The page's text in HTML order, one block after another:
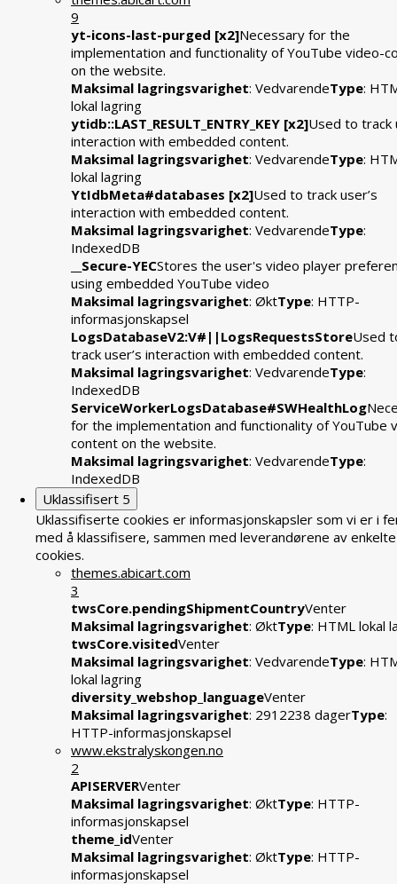
9
yt-icons-last-purged [x2]Necessary for the
implementation and functionality of YouTube video-
on the website.
Maksimal lagringsvarighet: VedvarendeType:
lokal lagring
ytidb::LAST_RESULT_ENTRY_KEY [x2]Used to track
interaction with embedded content.
Maksimal lagringsvarighet: VedvarendeType:
lokal lagring
YtIdbMeta#databases [x2]Used to track user’s
interaction with embedded content.
Maksimal lagringsvarighet: VedvarendeType:
IndexedDB
__Secure-YECStores the user's video player
using embedded YouTube video
Maksimal lagringsvarighet: ØktType: HTTP-
informasjonskapsel
LogsDatabaseV2:V#||LogsRequestsStoreUsed
track user’s interaction with embedded content.
Maksimal lagringsvarighet: VedvarendeType:
IndexedDB
ServiceWorkerLogsDatabase#SWHealthLog
for the implementation and functionality of YouTube
content on the website.
Maksimal lagringsvarighet: VedvarendeType:
IndexedDB
Uklassifisert 5
Uklassifiserte cookies er informasjonskapsler som vi er i
med å klassifisere, sammen med leverandørene av enkelte
cookies.
themes.abicart.com
3
twsCore.pendingShipmentCountryVenter
Maksimal lagringsvarighet: ØktType: HTML lokal
twsCore.visitedVenter
Maksimal lagringsvarighet: VedvarendeType:
lokal lagring
diversity_webshop_languageVenter
Maksimal lagringsvarighet: 2912238 dagerType:
HTTP-informasjonskapsel
www.ekstralyskongen.no
2
APISERVERVenter
Maksimal lagringsvarighet: ØktType: HTTP-
informasjonskapsel
theme_idVenter
Maksimal lagringsvarighet: ØktType: HTTP-
informasjonskapsel